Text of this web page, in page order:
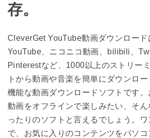
存。
CleverGet YouTube動画ダウンロード
YouTube、ニコニコ動画、bilibili、
Pinterestなど、1000以上のストリー
トから動画や音楽を簡単にダウンロ
機能な動画ダウンロードソフトです
動画をオフラインで楽しみたい、そ
ったりのソフトと言えるでしょう。ワ
で、お気に入りのコンテンツをパソ